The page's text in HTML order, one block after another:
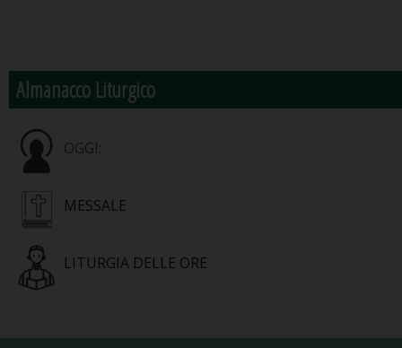
Almanacco Liturgico
OGGI:
MESSALE
LITURGIA DELLE ORE